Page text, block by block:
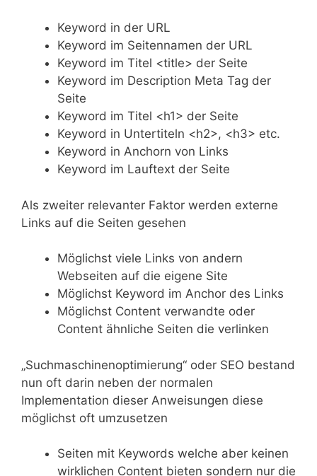
Keyword in der URL
Keyword im Seitennamen der URL
Keyword im Titel <title> der Seite
Keyword im Description Meta Tag der
Seite
Keyword im Titel <h1> der Seite
Keyword in Untertiteln <h2>, <h3> etc.
Keyword in Anchorn von Links
Keyword im Lauftext der Seite
Als zweiter relevanter Faktor werden externe
Links auf die Seiten gesehen
Möglichst viele Links von andern
Webseiten auf die eigene Site
Möglichst Keyword im Anchor des Links
Möglichst Content verwandte oder
Content ähnliche Seiten die verlinken
„Suchmaschinenoptimierung“ oder SEO bestand
nun oft darin neben der normalen
Implementation dieser Anweisungen diese
möglichst oft umzusetzen
Seiten mit Keywords welche aber keinen
wirklichen Content bieten sondern nur die